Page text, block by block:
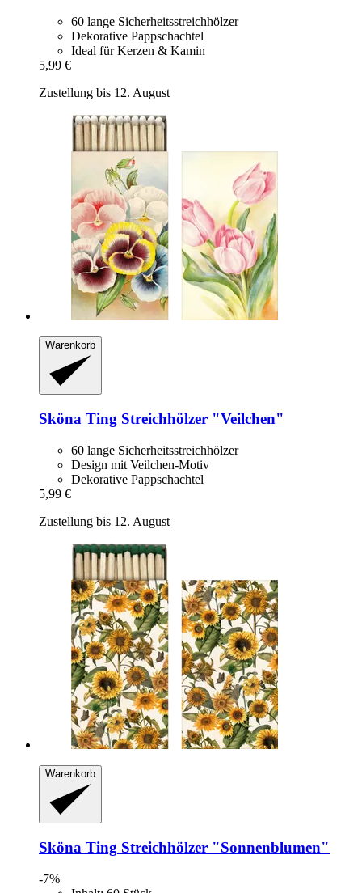
60 lange Sicherheitsstreichhölzer
Dekorative Pappschachtel
Ideal für Kerzen & Kamin
5,99 €
Zustellung bis 12. August
Warenkorb
Sköna Ting Streichhölzer "Veilchen"
60 lange Sicherheitsstreichhölzer
Design mit Veilchen-Motiv
Dekorative Pappschachtel
5,99 €
Zustellung bis 12. August
Warenkorb
Sköna Ting Streichhölzer "Sonnenblumen"
-7%